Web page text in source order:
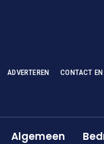
ADVERTEREN CONTACT
Algemeen